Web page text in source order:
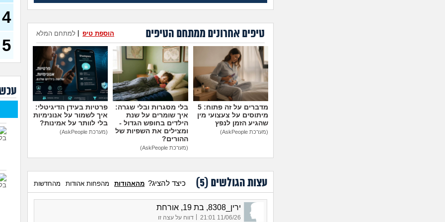
טיפים אחרונים ממתחם הטיפים למתחם המלא הוספת טיפ
מדברים על זה פתוח: 5
מיתוסים על צעצועי מין
שהגיע הזמן לנפץ
(מערכת AskPeople)
בלי מסגרות ובלי שגרה:
איך שומרים על שנת
הילדים בחופש הגדול -
ומצילים את השפיות של
ההורים?
(מערכת AskPeople)
פרטיות בעידן הדיגיטלי:
איך לשמור על אנונימיות
בלי לוותר על אמינות?
(מערכת AskPeople)
עצות הגולשים (5
) כיצד להציג? מהאהודות מהפחות אהודות מהחדשות
ירין_8308, בת 19, אורחת
11/06/26 21:01 דווח על עצה זו
4
5